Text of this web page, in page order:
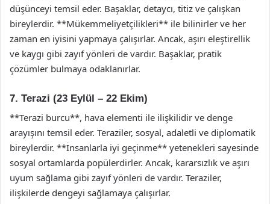
düşünceyi temsil eder. Başaklar, detaycı, titiz ve çalışkan
bireylerdir. **Mükemmeliyetçilikleri** ile bilinirler ve her
zaman en iyisini yapmaya çalışırlar. Ancak, aşırı eleştirellik
ve kaygı gibi zayıf yönleri de vardır. Başaklar, pratik
çözümler bulmaya odaklanırlar.
7. Terazi (23 Eylül – 22 Ekim)
**Terazi burcu**, hava elementi ile ilişkilidir ve denge
arayışını temsil eder. Teraziler, sosyal, adaletli ve diplomatik
bireylerdir. **İnsanlarla iyi geçinme** yetenekleri sayesinde
sosyal ortamlarda popülerdirler. Ancak, kararsızlık ve aşırı
uyum sağlama gibi zayıf yönleri de vardır. Teraziler,
ilişkilerde dengeyi sağlamaya çalışırlar.